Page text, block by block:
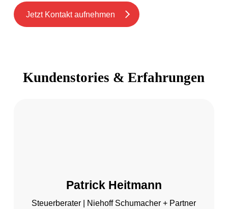
Jetzt Kontakt aufnehmen
Kundenstories & Erfahrungen
Patrick Heitmann
Steuerberater | Niehoff Schumacher + Partner